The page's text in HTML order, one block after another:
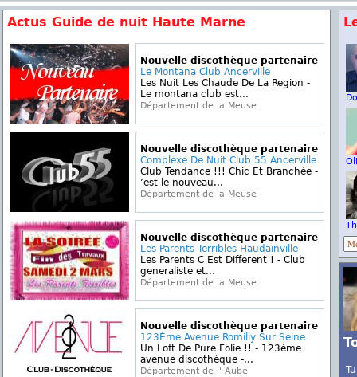
Actus Guide de nuit Haute Marne
Nouvelle discothèque partenaire
Le Montana Club Ancerville
Les Nuit Les Chaude De La Region -
Le montana club est...
Département de la Meuse
Nouvelle discothèque partenaire
Complexe De Nuit Club 55 Ancerville
Club Tendance !!! Chic Et Branchée -
’est le nouveau...
Département de la Meuse
Nouvelle discothèque partenaire
Les Parents Terribles Haudainville
Les Parents C Est Different ! - Club
generaliste et...
Département de la Meuse
Nouvelle discothèque partenaire
123Éme Avenue Romilly Sur Seine
Un Loft De Pure Folie !! - 123ème
avenue discothèque -...
Département de l' Aube